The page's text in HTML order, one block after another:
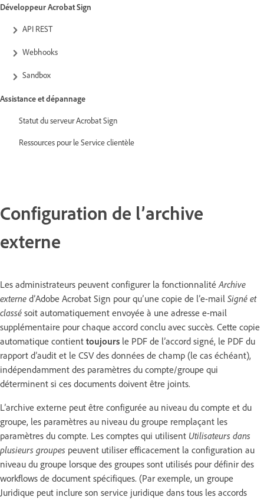
Développeur Acrobat Sign
API REST
Webhooks
Sandbox
Assistance et dépannage
Statut du serveur Acrobat Sign
Ressources pour le Service clientèle
Configuration de l’archive
externe
Les administrateurs peuvent configurer la fonctionnalitéArchive
externe d’Adobe Acrobat Sign pour qu’une copie de l’e-mail Signé et
classé soit automatiquement envoyée à une adresse e-mail
supplémentaire pour chaque accord conclu avec succès. Cette copie
automatique contient toujours le PDF de l’accord signé, le PDF du
rapport d’audit et le CSV des données de champ (le cas échéant),
indépendamment des paramètres du compte/groupe qui
déterminent si ces documents doivent être joints.
L’archive externe peut être configurée au niveau du compte et du
groupe, les paramètres au niveau du groupe remplaçant les
paramètres du compte. Les comptes qui utilisent Utilisateurs dans
plusieurs groupes peuvent utiliser efficacement la configuration au
niveau du groupe lorsque des groupes sont utilisés pour définir des
workflows de document spécifiques. (Par exemple, un groupe
Juridique peut inclure son service juridique dans tous les accords